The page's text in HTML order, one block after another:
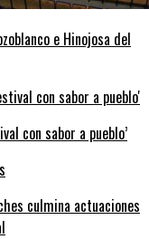
e Hinojosa del
con sabor a pueblo’
culmina actuaciones